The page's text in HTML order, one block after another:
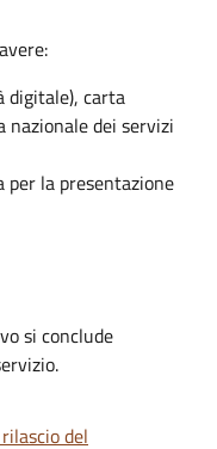
digitale), carta
nazionale dei servizi
la presentazione
si conclude
del